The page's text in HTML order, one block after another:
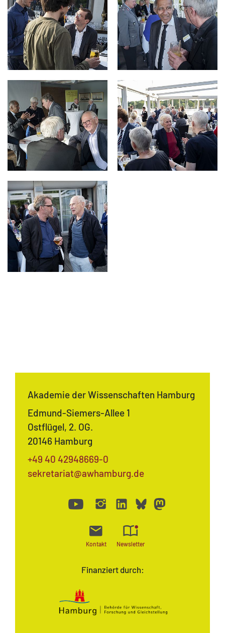
Finanziert durch:
Akademie der Wissenschaften Hamburg
Edmund-Siemers-Allee 1
Ostflügel, 2. OG.
20146 Hamburg
+49 40 42948669-0
sekretariat@awhamburg.de
Kontakt Newsletter